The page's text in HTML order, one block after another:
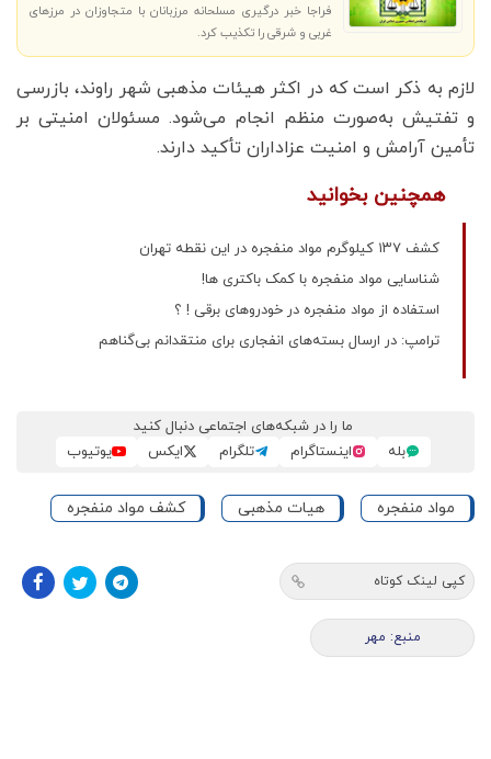
فراجا خبر درگیری مسلحانه مرزبانان با متجاوزان در مرزهای
غربی و شرقی را تکذیب کرد.
لازم به ذکر است که در اکثر هیئات مذهبی شهر راوند، بازرسی
و تفتیش به‌صورت منظم انجام می‌شود. مسئولان امنیتی بر
تأمین آرامش و امنیت عزاداران تأکید دارند.
همچنین بخوانید
کشف ۱۳۷ کیلوگرم مواد منفجره در این نقطه تهران
شناسایی مواد منفجره با کمک باکتری ها!
استفاده از مواد منفجره در خودروهای برقی ! ؟
ترامپ: در ارسال بسته‌های انفجاری برای منتقدانم بی‌گناهم
ما را در شبکه‌های اجتماعی دنبال کنید
بله
اینستاگرام تلگرام ایکس یوتیوب
مواد منفجره هیات مذهبی کشف مواد منفجره
کپی لینک کوتاه
منبع: مهر